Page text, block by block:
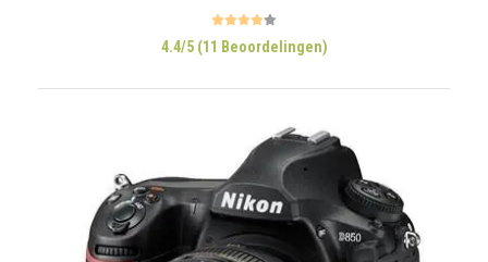
4.4/5 (11 Beoordelingen)